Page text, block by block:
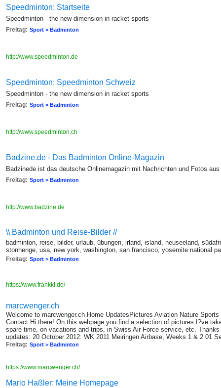
Speedminton: Startseite
Speedminton - the new dimension in racket sports
Freitag: Sport > Badminton
http://www.speedminton.de
Speedminton: Speedminton Schweiz
Speedminton - the new dimension in racket sports
Freitag: Sport > Badminton
http://www.speedminton.ch
Badzine.de - Das Badminton Online-Magazin
Badzinede ist das deutsche Onlinemagazin mit Nachrichten und Fotos
Freitag: Sport > Badminton
http://www.badzine.de
\\ Badminton und Reise-Bilder //
badminton, reise, bilder, urlaub, übungen, irland, island, neuseeland,
stonhenge, usa, new york, washington, san francisco, yosemite national
Freitag: Sport > Badminton
https://www.frankkl.de/
marcwenger.ch
Welcome to marcwenger.ch Home UpdatesPictures Aviation Nature
Contact Hi there! On this webpage you find a selection of pictures I?ve
spare time, on vacations and trips, in Swiss Air Force service, etc.
updates: 20 October 2012: WK 2011 Meiringen Airbase, Weeks 1 & 2 01
Freitag: Sport > Badminton
https://www.marcwenger.ch/
Mario Haßler: Meine Homepage